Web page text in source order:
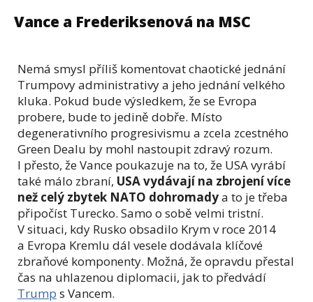
Vance a Frederiksenová na MSC
Nemá smysl příliš komentovat chaotické jednání
Trumpovy administrativy a jeho jednání velkého
kluka. Pokud bude výsledkem, že se Evropa
probere, bude to jedině dobře. Místo
degenerativního progresivismu a zcela zcestného
Green Dealu by mohl nastoupit zdravý rozum.
I přesto, že Vance poukazuje na to, že USA vyrábí
také málo zbraní, USA vydávají na zbrojení více
než celý zbytek NATO dohromadya to je třeba
připočíst Turecko. Samo o sobě velmi tristní.
V situaci, kdy Rusko obsadilo Krym v roce 2014
a Evropa Kremlu dál vesele dodávala klíčové
zbraňové komponenty. Možná, že opravdu přestal
čas na uhlazenou diplomacii, jak to předvádí
Trump s Vancem.